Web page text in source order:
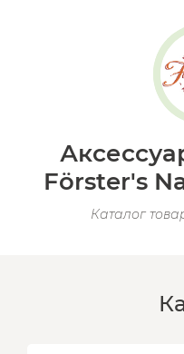
Förster's
Каталог